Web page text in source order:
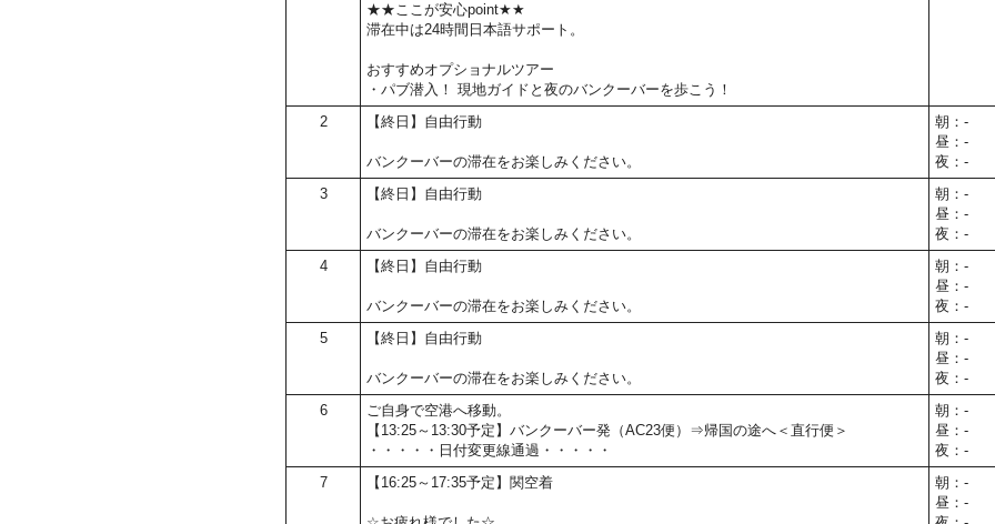
★★ここが安心point★★
滞在中は24時間日本語サポート。
おすすめオプショナルツアー
・パブ潜入！ 現地ガイドと夜のバンクーバーを歩こう！
2 【終日】自由行動
バンクーバーの滞在をお楽しみください。
朝：-
昼：-
夜：-
3
【終日】自由行動
バンクーバーの滞在をお楽しみください。
朝：-
昼：-
夜：-
4
【終日】自由行動
バンクーバーの滞在をお楽しみください。
朝：-
昼：-
夜：-
5
【終日】自由行動
バンクーバーの滞在をお楽しみください。
朝：-
昼：-
夜：-
6
ご自身で空港へ移動。
【13:25～13:30予定】バンクーバー発（AC23便）⇒帰国の途へ＜直行便＞
・・・・・日付変更線通過・・・・・
朝：-
昼：-
夜：-
7 【16:25～17:35予定】関空着
朝：-
昼：-